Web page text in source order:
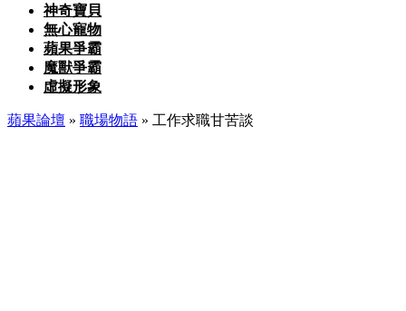
神奇寶貝
無心寵物
蘋果爭霸
魔獸爭霸
虛擬形象
蘋果論壇 » 職場物語 » 工作求職甘苦談